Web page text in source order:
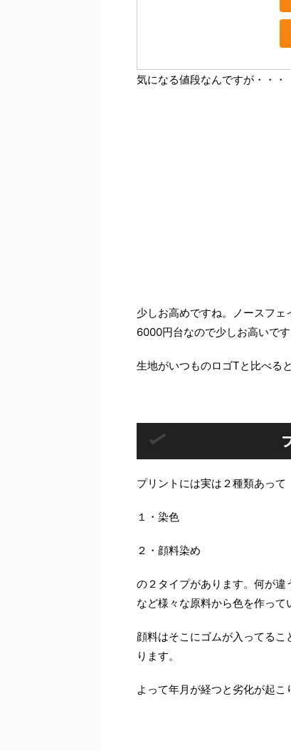
気になる値段なんですが・・・
少しお高めですね。ノースフ
6000円台なので少しお高いです
生地がいつものロゴTと比べる
プリントには実は２種類あって
１・染色
２・顔料染め
の２タイプがあります。何が
など様々な原料から色を作って
顔料はそこにゴムが入ってる
ります。
よって年月が経つと劣化が起こ